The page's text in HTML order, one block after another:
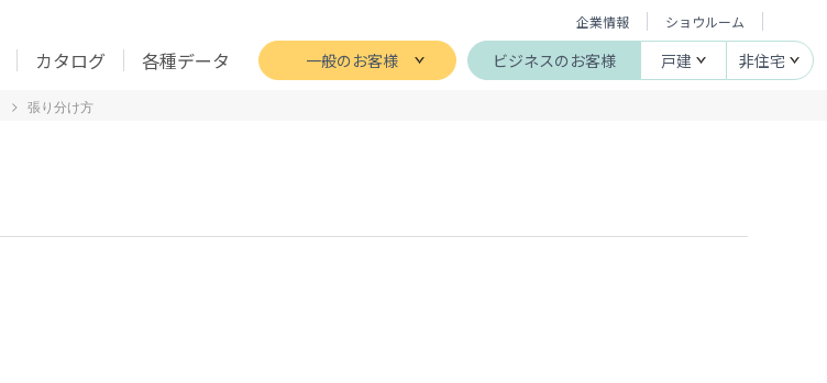
企業情報 ショウルーム
カタログ 各種データ 一般のお客様 ビジネスのお客様 戸建 非住宅
張り分け方